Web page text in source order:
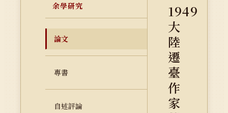
余學研究
論文
專書
自述評論
1949
大
陸
遷
臺
作
家